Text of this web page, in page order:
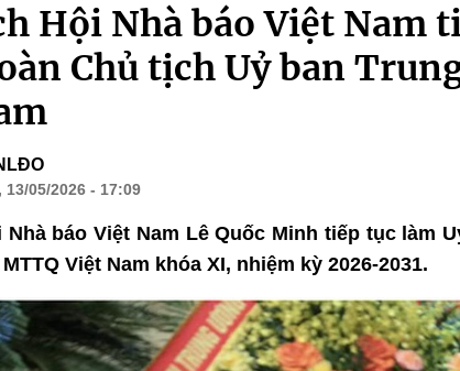
Hội Nhà báo Việt Nam
Chủ tịch Uỷ ban
05/2026 - 17:09
Nhà báo Việt Nam Lê Quốc Minh tiếp tục làm
Việt Nam khóa XI, nhiệm kỳ 2026-2031.